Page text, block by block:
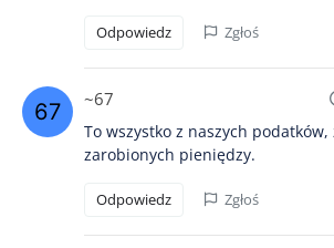
Odpowiedz Zgłoś
~67
To wszystko z naszych
zarobionych pieniędzy.
Odpowiedz Zgłoś